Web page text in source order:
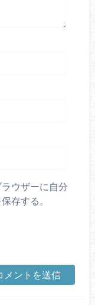
ウザーに自分
存する。